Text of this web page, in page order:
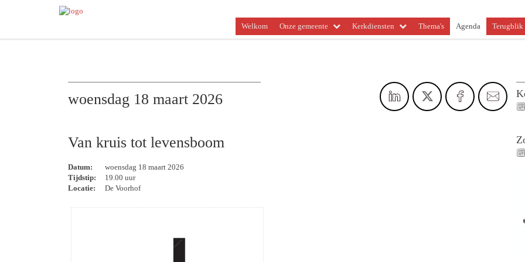
Welkom Onze gemeente Kerkdiensten Thema's Agenda Terugblik
woensdag 18 maart 2026
Van kruis tot levensboom
Datum:
woensdag 18 maart 2026
Tijdstip:
19.00 uur
Locatie:
De Voorhof